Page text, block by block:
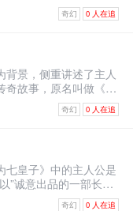
底是宁尘这家伙脑子里
的不行了？ 苏千雪心里
这得多短视，多贪财
友和一艘豪华游轮之
目光中，宁尘也醒悟过
也没解释，索性
。” “行，从现在起，你
递给宁尘。 宁尘接过
，你放心，我不是真的
游轮还给你。” 三天
白号豪华游轮上举办婚
外人的眼中，只是一个
人要靠妻子来养活，简
推手，母亲是世界第
人闻风丧胆的帝师！
他要替好兄弟报仇。还
女人…… 《帝师神少》
悬立在世界金字塔顶端
，用来统查百国的“一
，于是，整个龙国高
敬重，手下的百疆监察
国上上下下百座城市，
司中最深得秦萧信任
继承人，何云飞。 那
奇幻 0 人在追
景，侧重讲述了主人
奇故事，原名叫做《绝
完结，概述为：六年
遭到恶人陷害而蒙冤入
，方天仇重获自由归
女儿被妻子遗弃，正
白，原来一切都是阴
方天仇拿出至尊卡的
在一旁打电话的马博文
奇幻 0 人在追
七皇子》中的主人公是
”诚意出品的一部长篇
又名《系统逼我做皇
奇幻 0 人在追